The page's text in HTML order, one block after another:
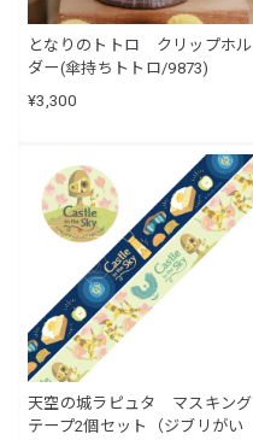
となりのトトロ クリップホル
ダー(傘持ちトトロ/9873)
¥3,300
天空の城ラピュタ マスキング
テープ2個セット（ジブリがい